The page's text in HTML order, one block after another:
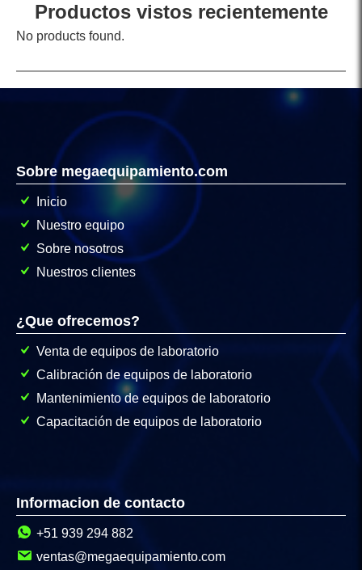
Productos vistos recientemente
No products found.
Sobre megaequipamiento.com
Inicio
Nuestro equipo
Sobre nosotros
Nuestros clientes
¿Que ofrecemos?
Venta de equipos de laboratorio
Calibración de equipos de laboratorio
Mantenimiento de equipos de laboratorio
Capacitación de equipos de laboratorio
Informacion de contacto
+51 939 294 882
ventas@megaequipamiento.com